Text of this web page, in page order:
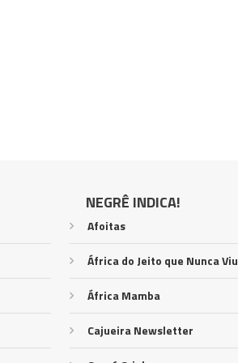
NEGRÊ INDICA!
Afoitas
África do Jeito que Nunca Viu
África Mamba
Cajueira Newsletter